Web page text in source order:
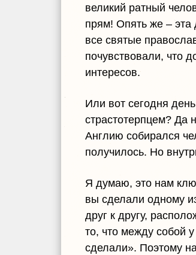
великий ратный
прям! Опять же – эта
все святые
почувствовали, что
интересов.
Или вот сегодня
страстотерпцем? Да
Англию собирался
получилось. Но
Я думаю, это нам
вы сделали одному
друг к другу,
то, что между собой
сделали». Поэтому